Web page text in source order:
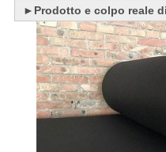
► Prodotto e colpo reale